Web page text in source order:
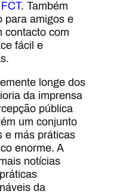
FCT. Também
para amigos e
contacto com
fácil e
longe dos
da imprensa
pública
um conjunto
e más práticas
enorme. A
notícias
da